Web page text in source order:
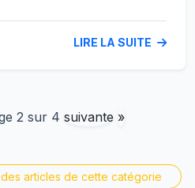
LIRE LA SUITE
2 sur 4 suivante »
des articles de cette catégorie